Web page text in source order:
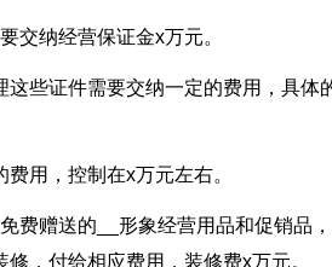
交纳经营保证金x万元。
些证件需要交纳一定的费用，具体
用，控制在x万元左右。
费赠送的__形象经营用品和促销品
，付给相应费用，装修费x万元。